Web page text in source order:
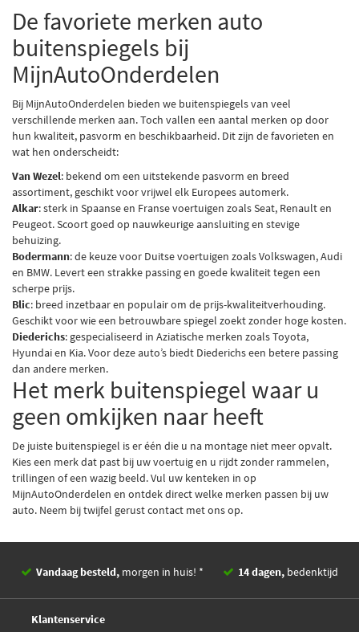
De favoriete merken auto
buitenspiegels bij
MijnAutoOnderdelen
Bij MijnAutoOnderdelen bieden we buitenspiegels van veel
verschillende merken aan. Toch vallen een aantal merken op door
hun kwaliteit, pasvorm en beschikbaarheid. Dit zijn de favorieten en
wat hen onderscheidt:
Van Wezel: bekend om een uitstekende pasvorm en breed
assortiment, geschikt voor vrijwel elk Europees automerk.
Alkar: sterk in Spaanse en Franse voertuigen zoals Seat, Renault en
Peugeot. Scoort goed op nauwkeurige aansluiting en stevige
behuizing.
Bodermann: de keuze voor Duitse voertuigen zoals Volkswagen, Audi
en BMW. Levert een strakke passing en goede kwaliteit tegen een
scherpe prijs.
Blic: breed inzetbaar en populair om de prijs-kwaliteitverhouding.
Geschikt voor wie een betrouwbare spiegel zoekt zonder hoge kosten.
Diederichs: gespecialiseerd in Aziatische merken zoals Toyota,
Hyundai en Kia. Voor deze auto’s biedt Diederichs een betere passing
dan andere merken.
Het merk buitenspiegel waar u
geen omkijken naar heeft
De juiste buitenspiegel is er één die u na montage niet meer opvalt.
Kies een merk dat past bij uw voertuig en u rijdt zonder rammelen,
trillingen of een wazig beeld. Vul uw kenteken in op
MijnAutoOnderdelen en ontdek direct welke merken passen bij uw
auto. Neem bij twijfel gerustcontact met ons op.
Vandaag besteld, morgen in huis! * 14 dagen, bedenktijd
Klantenservice